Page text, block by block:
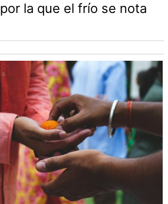
la que el frío se nota